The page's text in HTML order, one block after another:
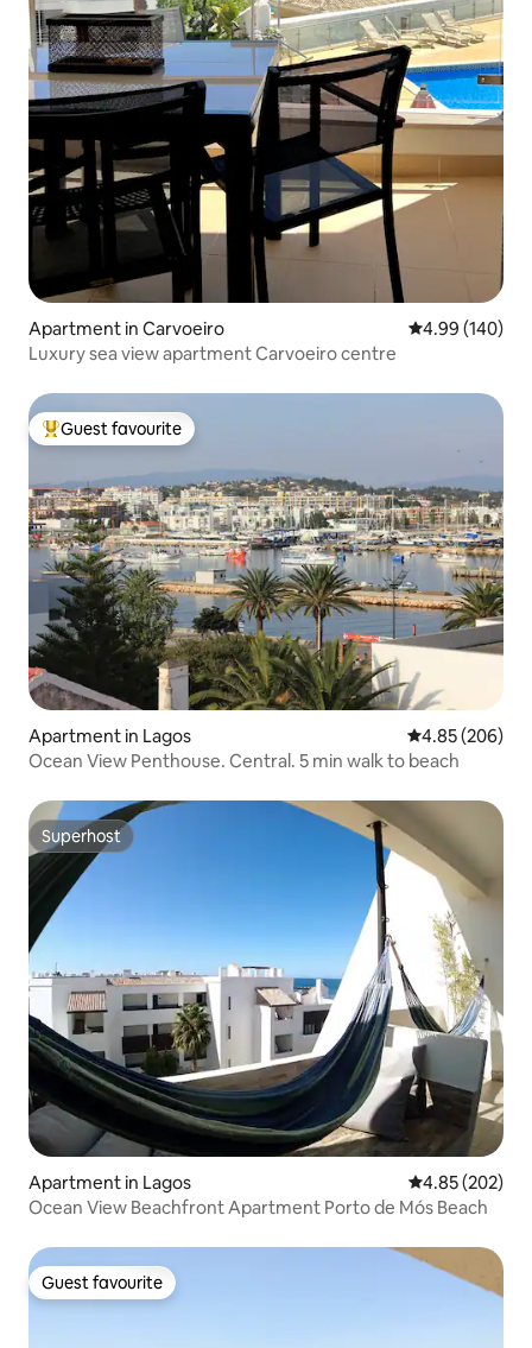
Apartment in Carvoeiro 4.99 out of 5
4.99 (140)
Luxury sea view apartment Carvoeiro centre
Top guest favourite
Guest favourite
Apartment in Lagos 4.85 out of 5
4.85 (206)
Ocean View Penthouse. Central. 5 min walk to beach
Superhost
Superhost
Apartment in Lagos 4.85 out of 5
4.85 (202)
Ocean View Beachfront Apartment Porto de Mós Beach
Guest favourite
Guest favourite